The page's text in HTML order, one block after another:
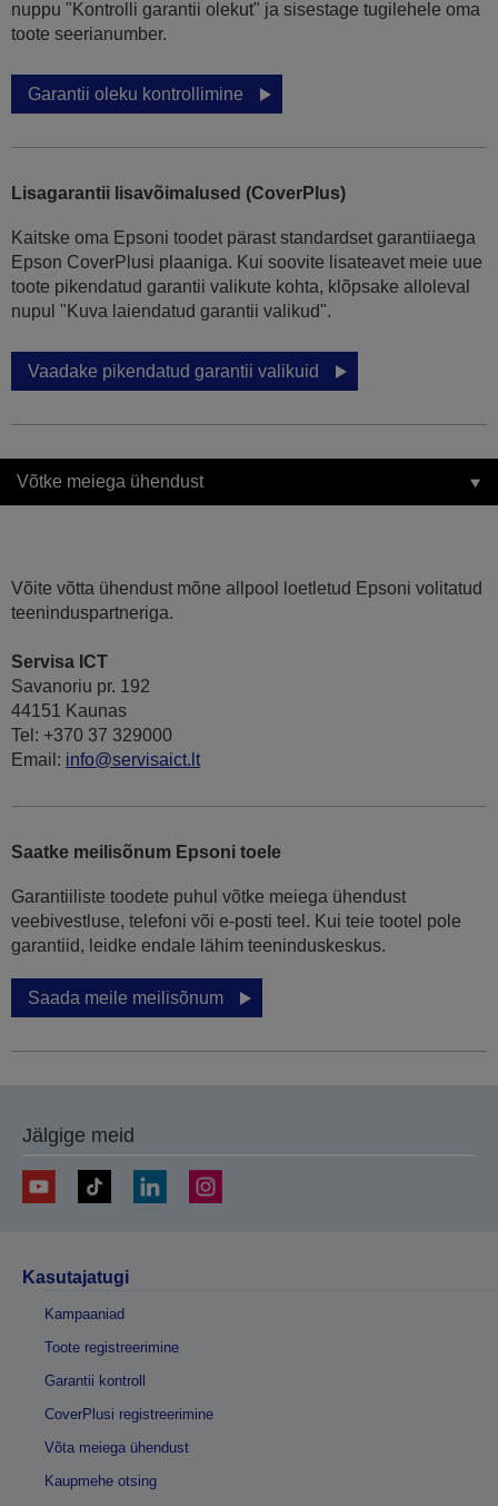
nuppu "Kontrolli garantii olekut" ja sisestage tugilehele oma
toote seerianumber.
Garantii oleku kontrollimine
Lisagarantii lisavõimalused (CoverPlus)
Kaitske oma Epsoni toodet pärast standardset garantiiaega
Epson CoverPlusi plaaniga. Kui soovite lisateavet meie uue
toote pikendatud garantii valikute kohta, klõpsake alloleval
nupul "Kuva laiendatud garantii valikud".
Vaadake pikendatud garantii valikuid
Võtke meiega ühendust
Võite võtta ühendust mõne allpool loetletud Epsoni volitatud
teeninduspartneriga.
Servisa ICT
Savanoriu pr. 192
44151 Kaunas
Tel: +370 37 329000
Email: info@servisaict.lt
Saatke meilisõnum Epsoni toele
Garantiiliste toodete puhul võtke meiega ühendust
veebivestluse, telefoni või e-posti teel. Kui teie tootel pole
garantiid, leidke endale lähim teeninduskeskus.
Saada meile meilisõnum
Jälgige meid
Kasutajatugi
Kampaaniad
Toote registreerimine
Garantii kontroll
CoverPlusi registreerimine
Võta meiega ühendust
Kaupmehe otsing